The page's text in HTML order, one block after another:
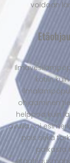
voidaan
kotiin
ohjaaminen
helppoa kuin
avulla voi
pois sekä
paikasta